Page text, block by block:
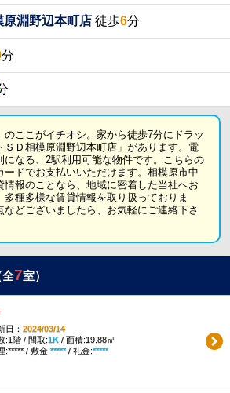
原淵野辺本町店 徒歩6分
分
のここがイチオシ。家から徒歩7分にドラッ
ＳＤ相模原淵野辺本町店」があります。電
になる、2駅利用可能な物件です。こちらの
ードでお支払いいただけます。相模原市中
情報のことなら、地域に密着した当社へお
種多様な賃貸情報を取り扱っておりま
などございましたら、お気軽にご連絡下さ
全7室）
日： 2024/03/14
:1階 / 間取:1K/ 面積:19.88㎡
:***** / 敷金:*****/ 礼金:*****